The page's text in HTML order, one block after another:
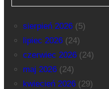
sierpień 2026(5)
lipiec 2026(24)
czerwiec 2026(24)
maj 2026(24)
kwiecień 2026(29)